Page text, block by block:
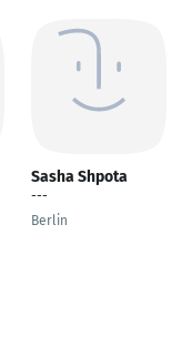
Sasha Shpota
---
Berlin